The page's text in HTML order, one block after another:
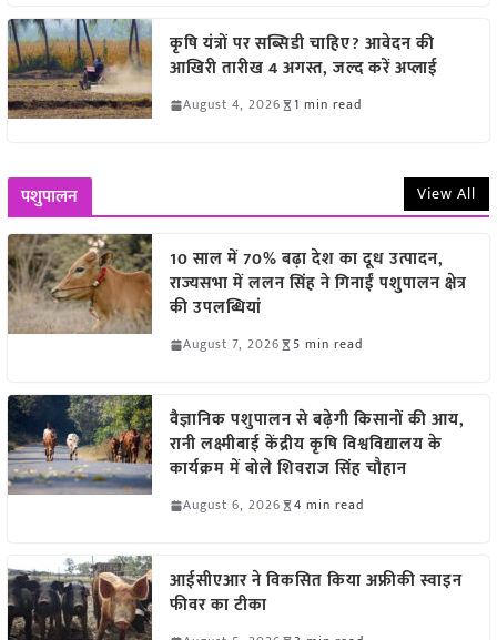
कृषि यंत्रों पर सब्सिडी चाहिए? आवेदन की
आखिरी तारीख 4 अगस्त, जल्द करें अप्लाई
August 4, 2026 1 min read
पशुपालन View All
10 साल में 70% बढ़ा देश का दूध उत्पादन,
राज्यसभा में ललन सिंह ने गिनाईं पशुपालन क्षेत्र
की उपलब्धियां
August 7, 2026 5 min read
वैज्ञानिक पशुपालन से बढ़ेगी किसानों की आय,
रानी लक्ष्मीबाई केंद्रीय कृषि विश्वविद्यालय के
कार्यक्रम में बोले शिवराज सिंह चौहान
August 6, 2026 4 min read
आईसीएआर ने विकसित किया अफ्रीकी स्वाइन
फीवर का टीका